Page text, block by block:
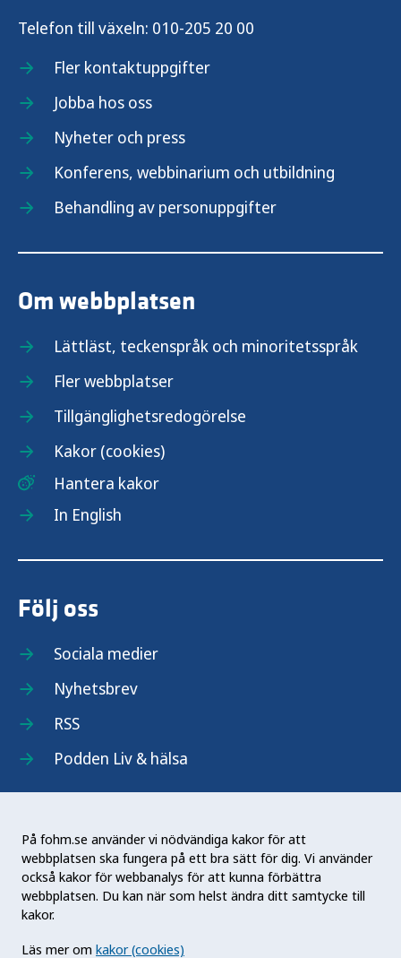
På fohm.se använder vi nödvändiga kakor för att
webbplatsen ska fungera på ett bra sätt för dig. Vi använder
också kakor för webbanalys för att kunna förbättra
webbplatsen. Du kan när som helst ändra ditt samtycke till
kakor.
Läs mer om kakor (cookies)
Telefon till växeln: 010-205 20 00
Fler kontaktuppgifter
Jobba hos oss
Nyheter och press
Konferens, webbinarium och utbildning
Behandling av personuppgifter
Om webbplatsen
Lättläst, teckenspråk och minoritetsspråk
Fler webbplatser
Tillgänglighetsredogörelse
Kakor (cookies)
Hantera kakor
In English
Följ oss
Sociala medier
Nyhetsbrev
RSS
Podden Liv & hälsa
Folkhälsomyndigheten (Fohm) är en nationell
kunskapsmyndighet som arbetar för en bättre
folkhälsa. Det gör myndigheten genom att